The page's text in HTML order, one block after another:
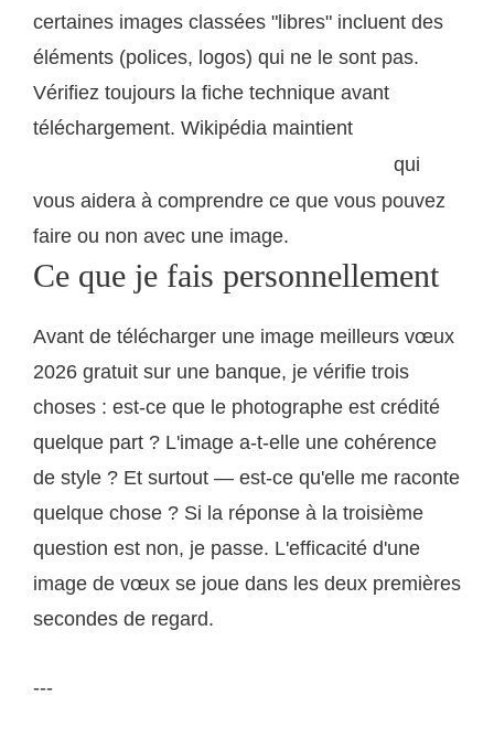
certaines images classées "libres" incluent des
éléments (polices, logos) qui ne le sont pas.
Vérifiez toujours la fiche technique avant
téléchargement. Wikipédia maintient
qui
vous aidera à comprendre ce que vous pouvez
faire ou non avec une image.
Ce que je fais personnellement
Avant de télécharger une image meilleurs vœux
2026 gratuit sur une banque, je vérifie trois
choses : est-ce que le photographe est crédité
quelque part ? L'image a-t-elle une cohérence
de style ? Et surtout — est-ce qu'elle me raconte
quelque chose ? Si la réponse à la troisième
question est non, je passe. L'efficacité d'une
image de vœux se joue dans les deux premières
secondes de regard.
---